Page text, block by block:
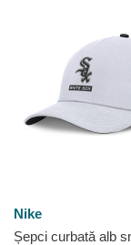
Nike
Șepci curbată alb